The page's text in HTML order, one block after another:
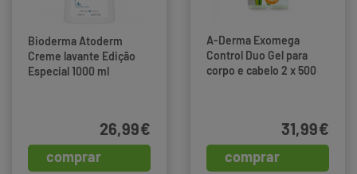
Bioderma Atoderm
Creme lavante Edição
Especial 1000 ml
comprar
26,99€
A-Derma Exomega
Control Duo Gel para
corpo e cabelo 2 x 500
comprar
31,99€